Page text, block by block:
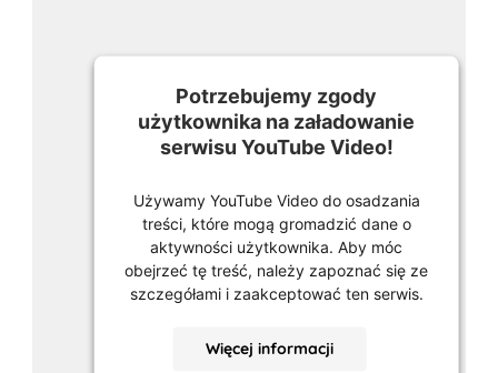
Potrzebujemy zgody
użytkownika na załadowanie
serwisu YouTube Video!
Używamy YouTube Video do osadzania
treści, które mogą gromadzić dane o
aktywności użytkownika. Aby móc
obejrzeć tę treść, należy zapoznać się ze
szczegółami i zaakceptować ten serwis.
Więcej informacji